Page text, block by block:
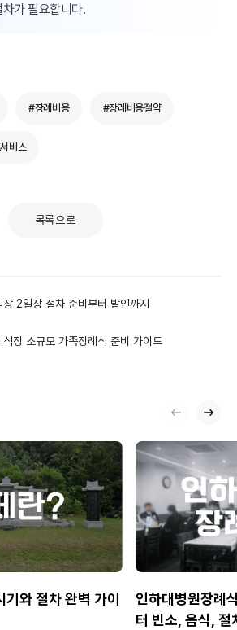
가 필요합니다.
#장례비용 #장례비용절약
비스
목록으로
장 2일장 절차 준비부터 발인까지
식장 소규모 가족장례식 준비 가이드
와 절차 완벽 가이
인하대병원장례
터 빈소, 음식, 절